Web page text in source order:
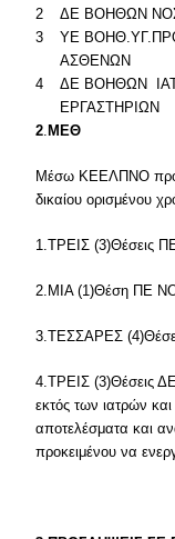
2
ΔΕ ΒΟΗΘΩΝ
3
ΥΕ
ΑΣΘΕΝΩΝ
4
ΔΕ ΒΟΗΘΩΝ
ΕΡΓΑΣΤΗΡΙΩΝ
2. ΜΕΘ
Μέσω ΚΕΕΛΠΝΟ
δικαίου ορισμένου
1.ΤΡΕΙΣ (3)Θέσεις
2.ΜΙΑ (1)Θέση ΠΕ
3.ΤΕΣΣΑΡΕΣ
4.ΤΡΕΙΣ (3)Θέσεις
εκτός των ιατρών
αποτελέσματα και
προκειμένου να